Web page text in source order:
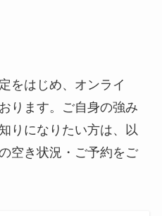
をはじめ、オンライ
ります。ご自身の強み
りになりたい方は、以
空き状況・ご予約をご